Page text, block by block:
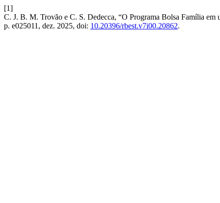
[1]
C. J. B. M. Trovão e C. S. Dedecca, “O Programa Bolsa Família em
p. e025011, dez. 2025, doi: 10.20396/rbest.v7i00.20862.